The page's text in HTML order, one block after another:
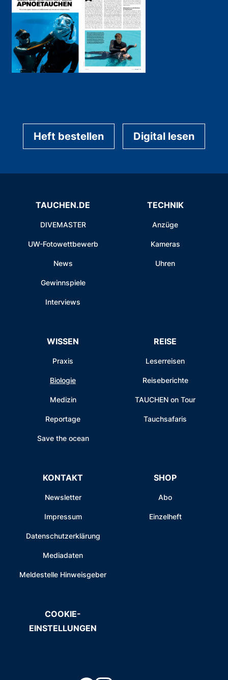
Heft bestellen Digital lesen
TAUCHEN.DE
DIVEMASTER
UW-Fotowettbewerb
News
Gewinnspiele
Interviews
TECHNIK
Anzüge
Kameras
Uhren
WISSEN
Praxis
Biologie
Medizin
Reportage
Save the ocean
REISE
Leserreisen
Reiseberichte
TAUCHEN on Tour
Tauchsafaris
KONTAKT
Newsletter
Impressum
Datenschutzerklärung
Mediadaten
Meldestelle Hinweisgeber
SHOP
Abo
Einzelheft
COOKIE-
EINSTELLUNGEN